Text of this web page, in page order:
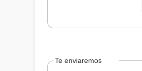
Te enviaremos